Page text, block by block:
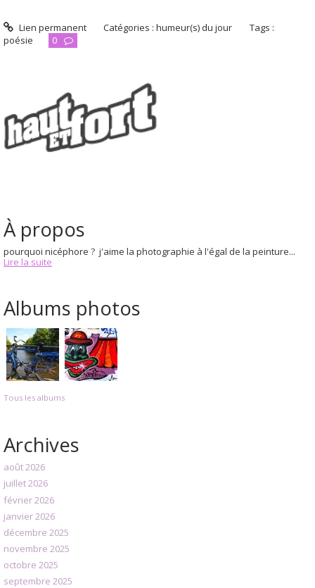
À propos
pourquoi nicéphore ? j'aime la photographie à l'égal de la peinture...
Lire la suite
Albums photos
Tous les albums
Archives
août 2026
juillet 2026
février 2026
janvier 2026
décembre 2025
novembre 2025
octobre 2025
septembre 2025
Lien permanent Catégories :humeur(s) du jour
Tags :
poésie
0